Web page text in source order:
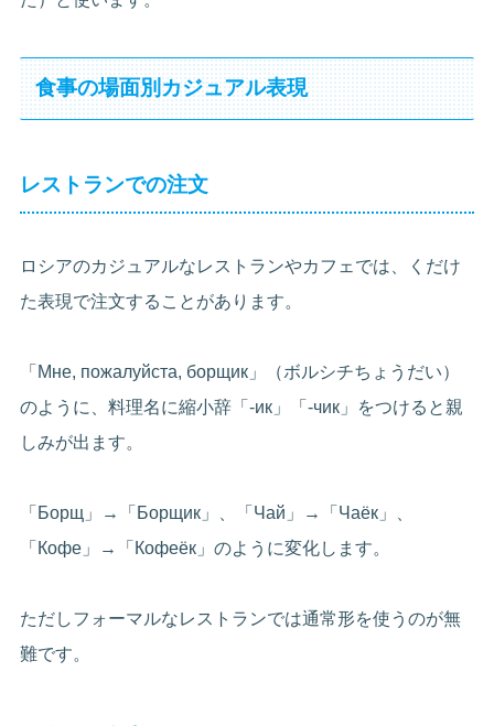
食事の場面別カジュアル表現
レストランでの注文
ロシアのカジュアルなレストランやカフェでは、くだけ
た表現で注文することがあります。
「Мне, пожалуйста, борщик」（ボルシチちょうだい）
のように、料理名に縮小辞「-ик」「-чик」をつけると親
しみが出ます。
「Борщ」→「Борщик」、「Чай」→「Чаёк」、
「Кофе」→「Кофеёк」のように変化します。
ただしフォーマルなレストランでは通常形を使うのが無
難です。